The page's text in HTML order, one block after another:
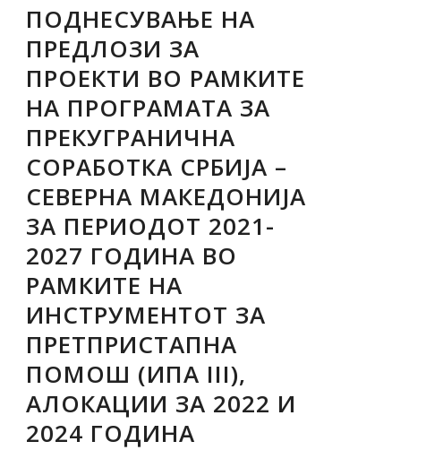
ПОДНЕСУВАЊЕ НА
ПРЕДЛОЗИ ЗА
ПРОЕКТИ ВО РАМКИТЕ
НА ПРОГРАМАТА ЗА
ПРЕКУГРАНИЧНА
СОРАБОТКА СРБИЈА –
СЕВЕРНА МАКЕДОНИЈА
ЗА ПЕРИОДОТ 2021-
2027 ГОДИНА ВО
РАМКИТЕ НА
ИНСТРУМЕНТОТ ЗА
ПРЕТПРИСТАПНА
ПОМОШ (ИПА III),
АЛОКАЦИИ ЗА 2022 И
2024 ГОДИНА